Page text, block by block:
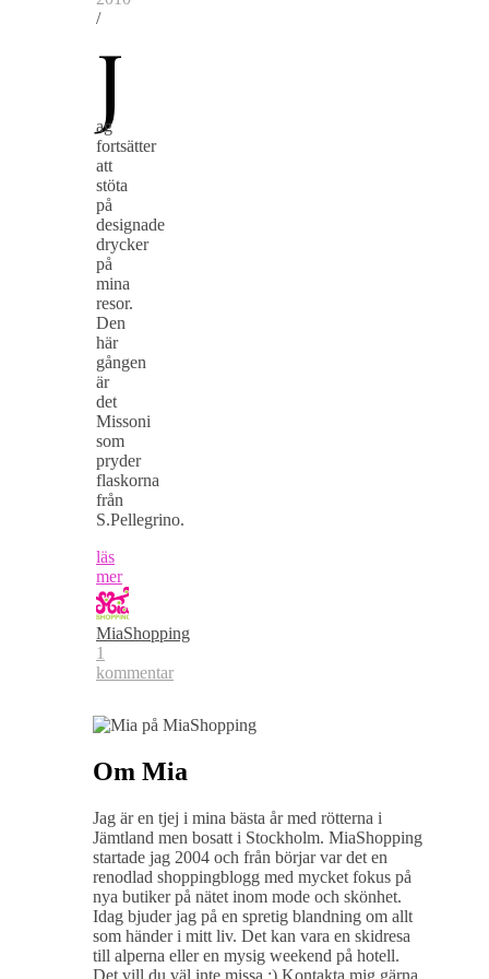
/
J
ag
fortsätter
att
stöta
på
designade
drycker
på
mina
resor.
Den
här
gången
är
det
Missoni
som
pryder
flaskorna
från
S.Pellegrino.
läs
mer
MiaShopping
1
kommentar
Om Mia
Jag är en tjej i mina bästa år med rötterna i
Jämtland men bosatt i Stockholm. MiaShopping
startade jag 2004 och från börjar var det en
renodlad shoppingblogg med mycket fokus på
nya butiker på nätet inom mode och skönhet.
Idag bjuder jag på en spretig blandning om allt
som händer i mitt liv. Det kan vara en skidresa
till alperna eller en mysig weekend på hotell.
Det vill du väl inte missa :) Kontakta mig gärna